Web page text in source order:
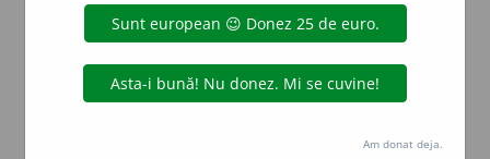
info
Aceste definiții sunt compilate de
echipa dexonline. Definițiile
originale se află pe filadefiniții.
Puteți reordona filele pe pagina de
Am donat deja.